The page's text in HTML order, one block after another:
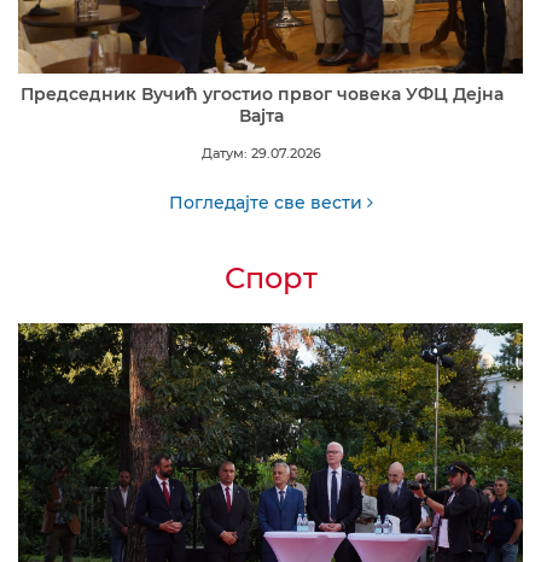
Председник Вучић угостио првог човека УФЦ Дејна
Вајта
Датум: 29.07.2026
Погледајте све вести
Спорт